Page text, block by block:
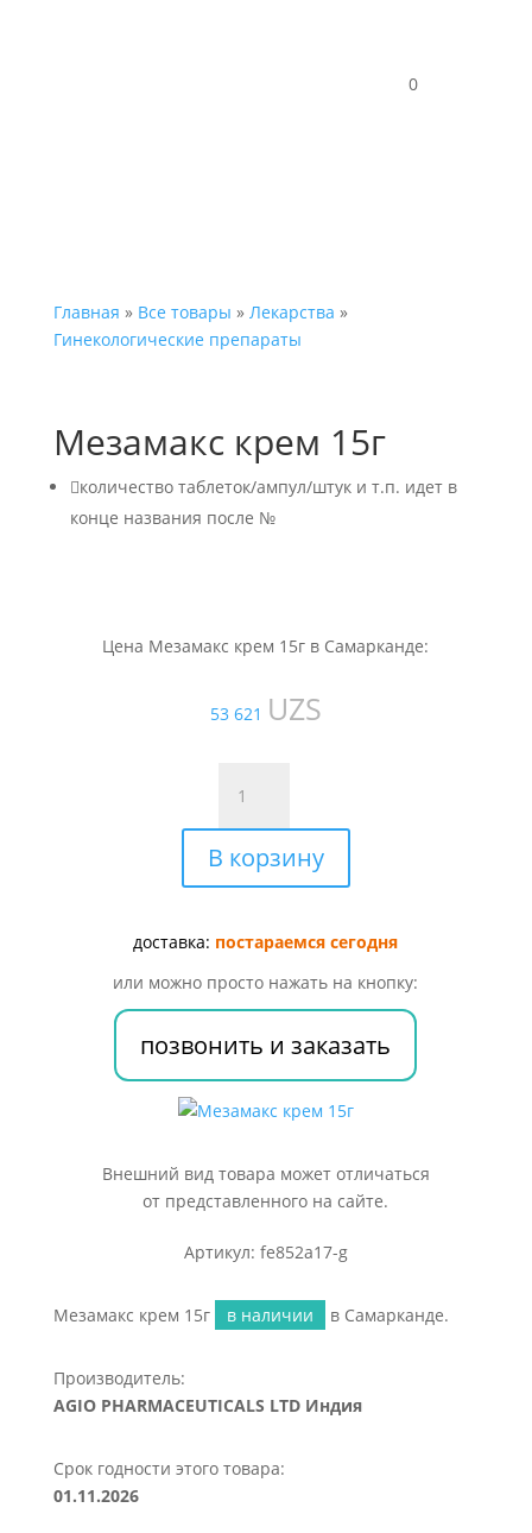
0
Главная » Все товары » Лекарства »
Гинекологические препараты
Мезамакс крем 15г
количество таблеток/ампул/штук и т.п. идет в
конце названия после №
Цена Мезамакс крем 15г в Самарканде:
53 621 UZS
товара
Мезамакс
крем
15г
В корзину
доставка: постараемся сегодня
или можно просто нажать на кнопку:
позвонить и заказать
Внешний вид товара может отличаться
от представленного на сайте.
Артикул: fe852a17-g
Мезамакс крем 15г в наличии в Самарканде.
Производитель:
AGIO PHARMACEUTICALS LTD Индия
Срок годности этого товара:
01.11.2026